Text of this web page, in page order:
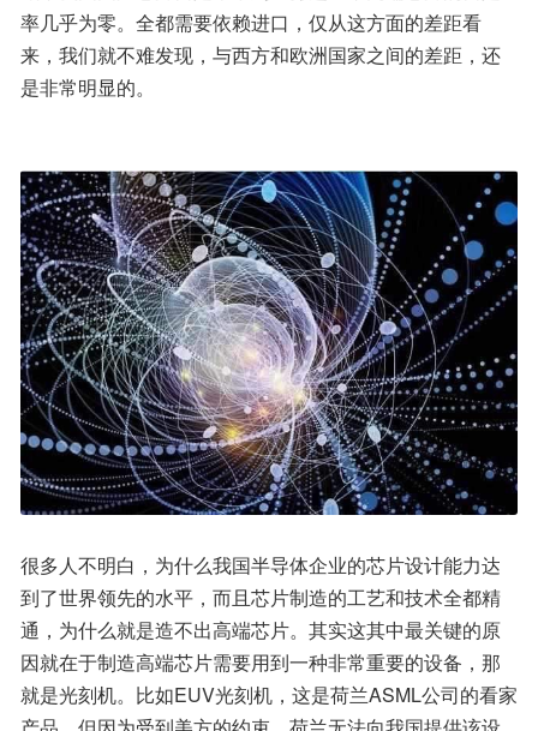
率几乎为零。全都需要依赖进口，仅从这方面的差距看
来，我们就不难发现，与西方和欧洲国家之间的差距，还
是非常明显的。
很多人不明白，为什么我国半导体企业的芯片设计能力达
到了世界领先的水平，而且芯片制造的工艺和技术全都精
通，为什么就是造不出高端芯片。其实这其中最关键的原
因就在于制造高端芯片需要用到一种非常重要的设备，那
就是光刻机。比如EUV光刻机，这是荷兰ASML公司的看家